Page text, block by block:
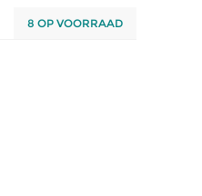
8 OP VOORRAAD